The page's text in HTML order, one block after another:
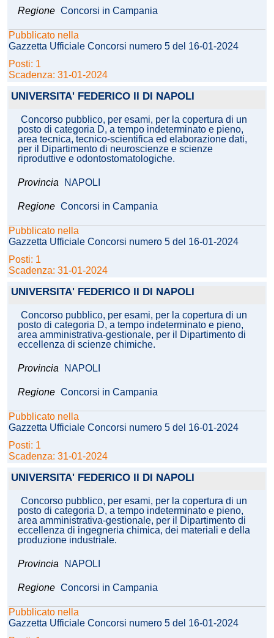
Regione Concorsi in Campania
Pubblicato nella
Gazzetta Ufficiale Concorsi numero 5 del 16-01-2024
Posti: 1
Scadenza: 31-01-2024
UNIVERSITA' FEDERICO II DI NAPOLI
Concorso pubblico, per esami, per la copertura di un
posto di categoria D, a tempo indeterminato e pieno,
area tecnica, tecnico-scientifica ed elaborazione dati,
per il Dipartimento di neuroscienze e scienze
riproduttive e odontostomatologiche.
Provincia NAPOLI
Regione Concorsi in Campania
Pubblicato nella
Gazzetta Ufficiale Concorsi numero 5 del 16-01-2024
Posti: 1
Scadenza: 31-01-2024
UNIVERSITA' FEDERICO II DI NAPOLI
Concorso pubblico, per esami, per la copertura di un
posto di categoria D, a tempo indeterminato e pieno,
area amministrativa-gestionale, per il Dipartimento di
eccellenza di scienze chimiche.
Provincia NAPOLI
Regione Concorsi in Campania
Pubblicato nella
Gazzetta Ufficiale Concorsi numero 5 del 16-01-2024
Posti: 1
Scadenza: 31-01-2024
UNIVERSITA' FEDERICO II DI NAPOLI
Concorso pubblico, per esami, per la copertura di un
posto di categoria D, a tempo indeterminato e pieno,
area amministrativa-gestionale, per il Dipartimento di
eccellenza di ingegneria chimica, dei materiali e della
produzione industriale.
Provincia NAPOLI
Regione Concorsi in Campania
Pubblicato nella
Gazzetta Ufficiale Concorsi numero 5 del 16-01-2024